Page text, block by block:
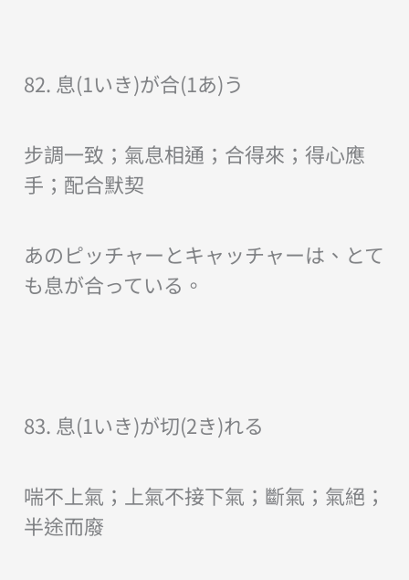
82. 息(1いき)が合(1あ)う
步調一致；氣息相通；合得來；得心應
手；配合默契
あのピッチャーとキャッチャーは、とて
も息が合っている。
83. 息(1いき)が切(2き)れる
喘不上氣；上氣不接下氣；斷氣；氣絕；
半途而廢